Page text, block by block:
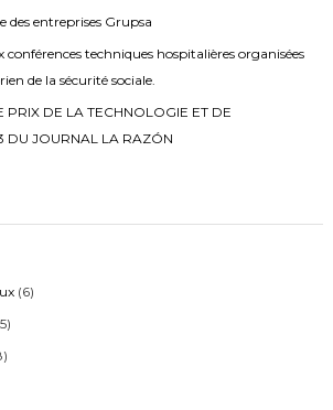
des entreprises Grupsa
techniques hospitalières organisées
de la sécurité sociale.
PRIX DE LA TECHNOLOGIE ET DE
DU JOURNAL LA RAZÓN
(6)